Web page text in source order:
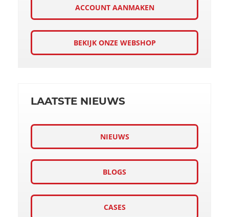
ACCOUNT AANMAKEN
BEKIJK ONZE WEBSHOP
LAATSTE NIEUWS
NIEUWS
BLOGS
CASES